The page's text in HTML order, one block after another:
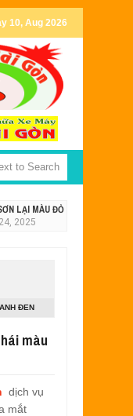
10, Aug 2026
LẠI MÀU ĐỎ - XÁM TẠI SƠN
24, 2025
15, 2023
TEM ĐẤU XE NOUVO LX MÀU
2022
ĐEN
màu
dịch vụ
mắt